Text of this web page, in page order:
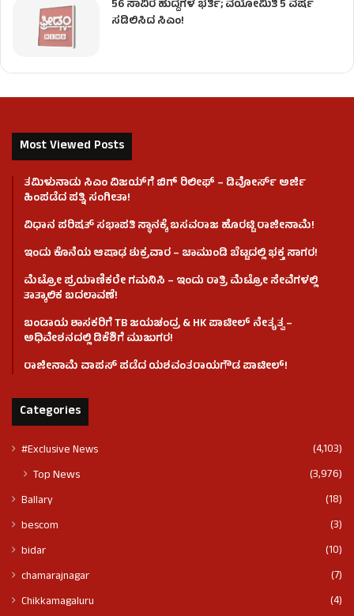
56 ಸಾವಿರ ಹುದ್ದೆಗಳ ಭರ್ತಿ; ವಯೋಮಿತಿ 5 ವರ್ಷ
ಸಡಿಲಿಸಿದ ಸಿಎಂ!
Most Viewed Posts
ತಮಿಳುನಾಡು ಸಿಎಂ ವಿಜಯ್‌ಗೆ ಬಿಗ್ ರಿಲೀಫ್ – ಡಿವೋರ್ಸ್ ಅರ್ಜಿ
ಹಿಂಪಡೆದ ಪತ್ನಿ ಸಂಗೀತಾ!
ವಿಧಾನ ಪರಿಷತ್ ಸಭಾಪತಿ ಸ್ಥಾನಕ್ಕೆ ಬಸವರಾಜ ಹೊರಟ್ಟಿ ರಾಜೀನಾಮೆ!
ಇಂದು ಕೊನೆಯ ಆಷಾಢ ಶುಕ್ರವಾರ – ಚಾಮುಂಡಿ ಬೆಟ್ಟದಲ್ಲಿ ಭಕ್ತ ಸಾಗರ!
ಮೆಟ್ರೋ ಪ್ರಯಾಣಿಕರೇ ಗಮನಿಸಿ – ಇಂದು ರಾತ್ರಿ ಮೆಟ್ರೋ ಸೇವೆಗಳಲ್ಲಿ
ತಾತ್ಕಾಲಿಕ ಬದಲಾವಣೆ!
ಬಂಡಾಯ ಶಾಸಕರಿಗೆ TB ಜಯಚಂದ್ರ & HK ಪಾಟೀಲ್ ನೇತೃತ್ವ –
ಅಧಿವೇಶನದಲ್ಲಿ ಡಿಕೆಶಿಗೆ ಮುಜುಗರ!
ರಾಜೀನಾಮೆ ವಾಪಸ್ ಪಡೆದ ಯಶವಂತರಾಯಗೌಡ ಪಾಟೀಲ್‌!
Categories
#Exclusive News (4,103)
Top News (3,976)
Ballary
(18)
bescom
(3)
bidar
(10)
chamarajnagar
(7)
Chikkamagaluru
(4)